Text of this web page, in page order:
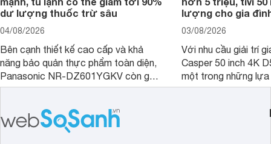
dư lượng thuốc trừ sâu
04/08/2026
Bên cạnh thiết kế cao cấp và khả
năng bảo quản thực phẩm toàn diện,
Panasonic NR-DZ601YGKV còn gây
chú ý với công nghệ Nanoe™ X độc
năng giảm tới 90% dư lượng thuốc
trừ sâu còn tồn đọng trên thực phẩm.
lượng cho gia
03/08/2026
Với nhu cầu giải trí
Casper 50 inch 4K
một trong những lựa
trong phân khúc nhờ
thống bán lẻ điều